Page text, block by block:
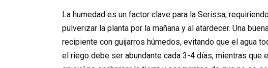
La humedad es un factor clave para la Serissa,
pulverizar la planta por la mañana y al atardecer. Una
recipiente con guijarros húmedos, evitando que el agua
el riego debe ser abundante cada 3-4 días, mientras que